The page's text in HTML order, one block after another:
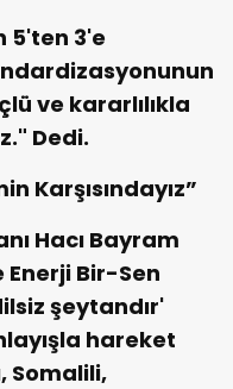
5'ten 3'e
ve kararlılıkla
Dedi.
Karşısındayız”
Hacı Bayram
Bir-Sen
şeytandır'
hareket
Somalili,